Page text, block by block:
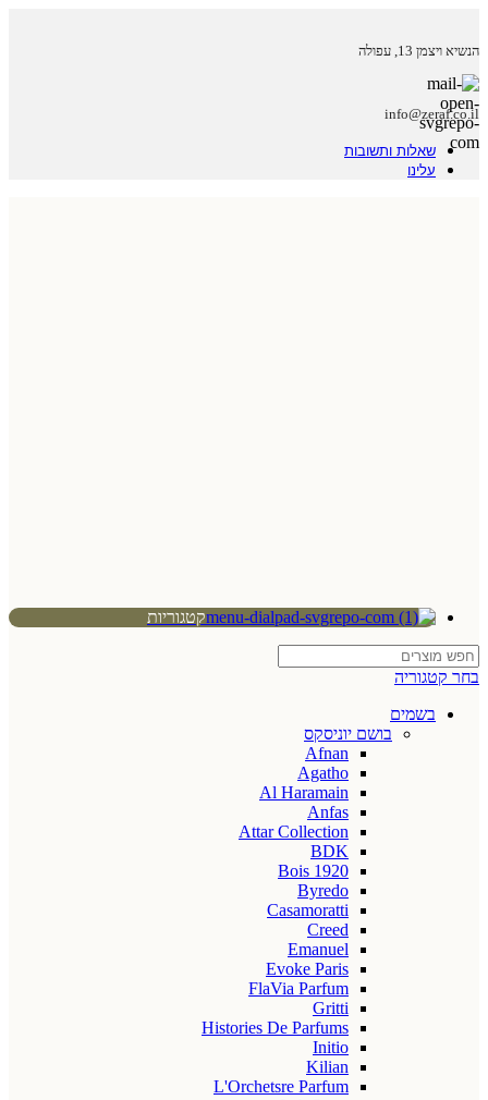
הנשיא ויצמן 13, עפולה
info@zeraf.co.il
שאלות ותשובות
עלינו
קטגוריות
בחר קטגוריה
בשמים
בושם יוניסקס
Afnan
Agatho
Al Haramain
Anfas
Attar Collection
BDK
Bois 1920
Byredo
Casamoratti
Creed
Emanuel
Evoke Paris
FlaVia Parfum
Gritti
Histories De Parfums
Initio
Kilian
L'Orchetsre Parfum